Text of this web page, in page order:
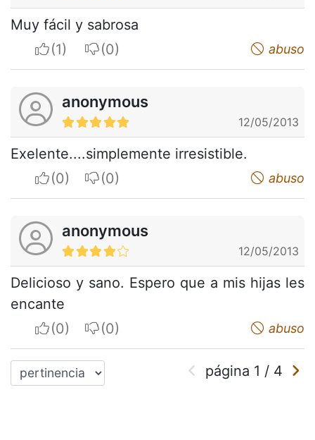
Muy fácil y sabrosa
I apreciateI do not appreciate abuso
anonymous
12/05/2013
Exelente....simplemente irresistible.
I apreciateI do not appreciate abuso
anonymous
12/05/2013
Delicioso y sano. Espero que a mis hijas les
encante
I apreciateI do not appreciate abuso
página 1 / 4